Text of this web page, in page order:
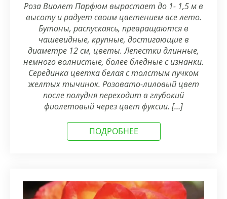
Роза Виолет Парфюм вырастает до 1- 1,5 м в
высоту и радует своим цветением все лето.
Бутоны, распускаясь, превращаются в
чашевидные, крупные, достигающие в
диаметре 12 см, цветы. Лепестки длинные,
немного волнистые, более бледные с изнанки.
Серединка цветка белая с толстым пучком
желтых тычинок. Розовато-лиловый цвет
после полудня переходит в глубокий
фиолетовый через цвет фуксии. […]
ПОДРОБНЕЕ